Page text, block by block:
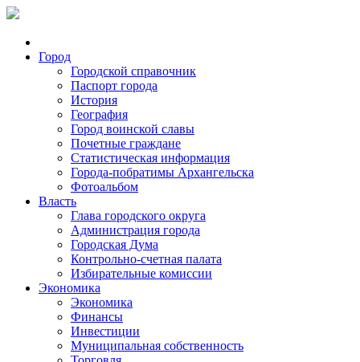
Город
Городской справочник
Паспорт города
История
География
Город воинской славы
Почетные граждане
Статистическая информация
Города-побратимы Архангельска
Фотоальбом
Власть
Глава городского округа
Администрация города
Городская Дума
Контрольно-счетная палата
Избирательные комиссии
Экономика
Экономика
Финансы
Инвестиции
Муниципальная собственность